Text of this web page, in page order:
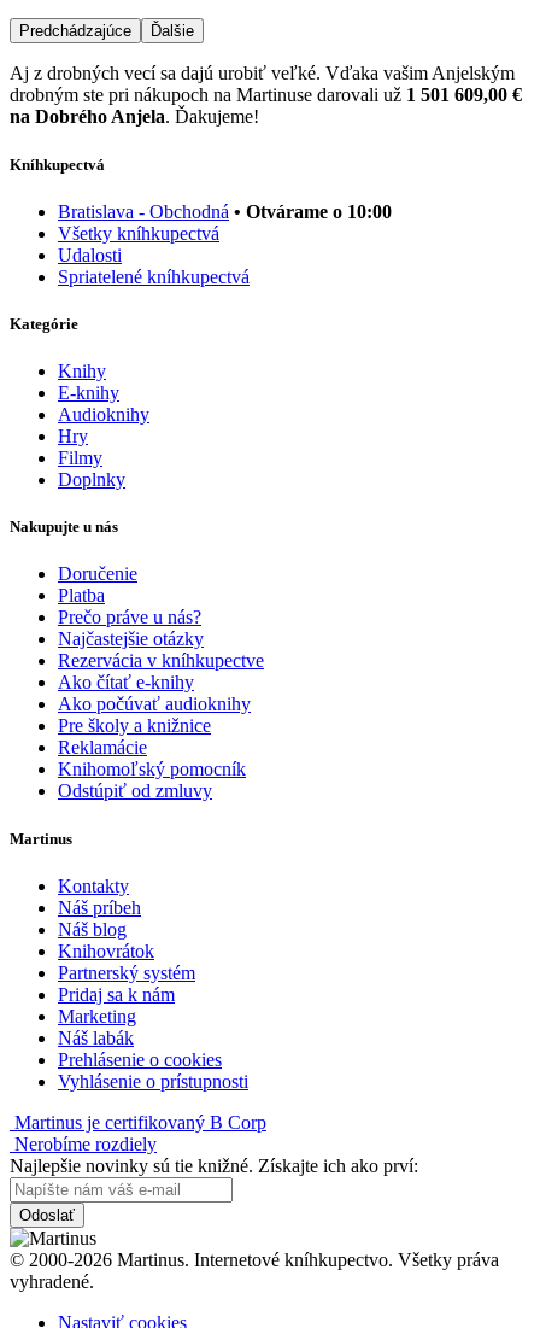
Predchádzajúce Ďalšie
Aj z drobných vecí sa dajú urobiť veľké. Vďaka vašim Anjelským
drobným ste pri nákupoch na Martinuse darovali už 1 501 609,00 €
na Dobrého Anjela. Ďakujeme!
Kníhkupectvá
Bratislava - Obchodná • Otvárame o 10:00
Všetky kníhkupectvá
Udalosti
Spriatelené kníhkupectvá
Kategórie
Knihy
E-knihy
Audioknihy
Hry
Filmy
Doplnky
Nakupujte u nás
Doručenie
Platba
Prečo práve u nás?
Najčastejšie otázky
Rezervácia v kníhkupectve
Ako čítať e-knihy
Ako počúvať audioknihy
Pre školy a knižnice
Reklamácie
Knihomoľský pomocník
Odstúpiť od zmluvy
Martinus
Kontakty
Náš príbeh
Náš blog
Knihovrátok
Partnerský systém
Pridaj sa k nám
Marketing
Náš labák
Prehlásenie o cookies
Vyhlásenie o prístupnosti
Martinus je certifikovaný B Corp
Nerobíme rozdiely
Najlepšie novinky sú tie knižné. Získajte ich ako prví:
Odoslať
© 2000-2026 Martinus. Internetové kníhkupectvo. Všetky práva
vyhradené.
Nastaviť cookies